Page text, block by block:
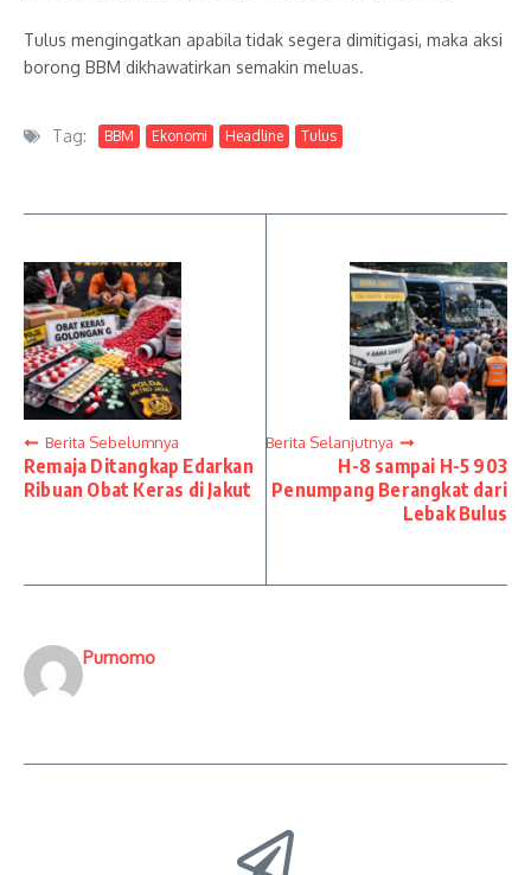
Tulus mengingatkan apabila tidak segera dimitigasi, maka aksi
borong BBM dikhawatirkan semakin meluas.
Tag: BBM Ekonomi Headline Tulus
Berita Sebelumnya
Remaja Ditangkap Edarkan
Ribuan Obat Keras di Jakut
Berita Selanjutnya
H-8 sampai H-5 903
Penumpang Berangkat dari
Lebak Bulus
Purnomo